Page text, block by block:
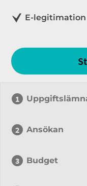
E-legitimation
Ansökan
Budget